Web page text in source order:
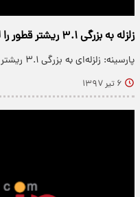
زلزله به بزرگی ۳.۱ ریشتر قطور را لرزاند
پارسینه: زلزله‌ای به بزرگی ۳.۱ ریشتر قطور در آذربایجان غربی را لرزاند.
۶ تیر ۱۳۹۷